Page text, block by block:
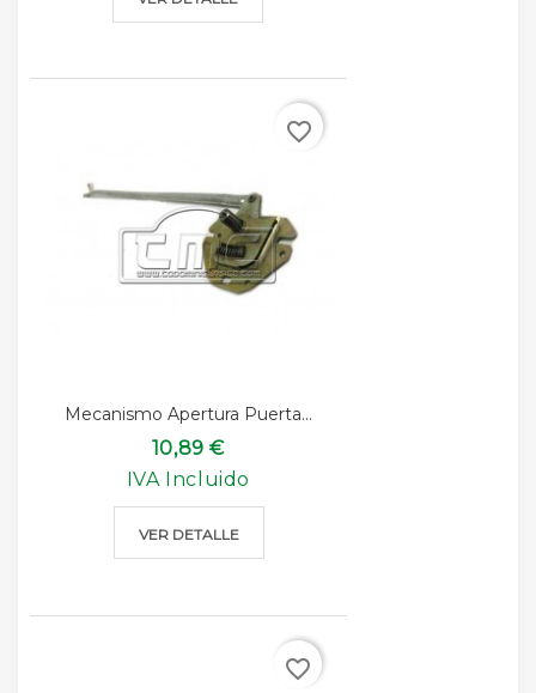
Mecanismo Apertura Puerta...
10,89 €
IVA Incluido
VER DETALLE
favorite_border
favorite_border